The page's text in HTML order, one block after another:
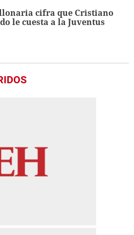
cifra que Cristiano
le cuesta a la Juventus